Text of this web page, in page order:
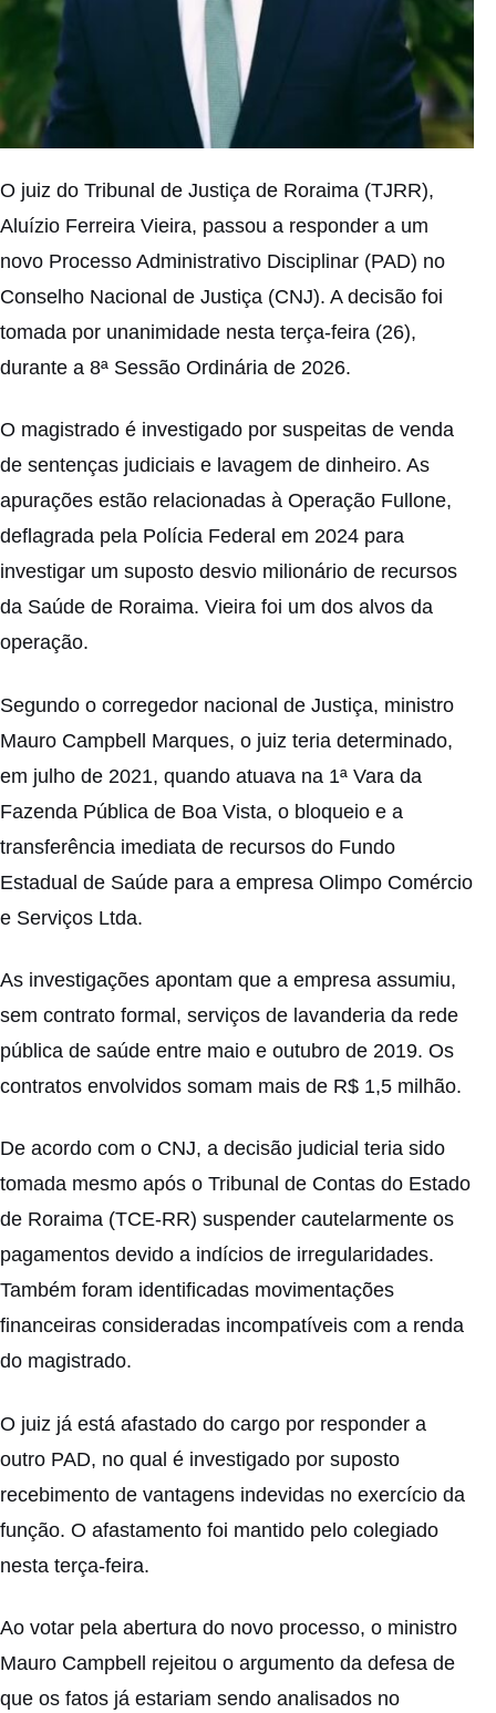
O juiz do Tribunal de Justiça de Roraima (TJRR),
Aluízio Ferreira Vieira, passou a responder a um
novo Processo Administrativo Disciplinar (PAD) no
Conselho Nacional de Justiça (CNJ). A decisão foi
tomada por unanimidade nesta terça-feira (26),
durante a 8ª Sessão Ordinária de 2026.
O magistrado é investigado por suspeitas de venda
de sentenças judiciais e lavagem de dinheiro. As
apurações estão relacionadas à Operação Fullone,
deflagrada pela Polícia Federal em 2024 para
investigar um suposto desvio milionário de recursos
da Saúde de Roraima. Vieira foi um dos alvos da
operação.
Segundo o corregedor nacional de Justiça, ministro
Mauro Campbell Marques, o juiz teria determinado,
em julho de 2021, quando atuava na 1ª Vara da
Fazenda Pública de Boa Vista, o bloqueio e a
transferência imediata de recursos do Fundo
Estadual de Saúde para a empresa Olimpo Comércio
e Serviços Ltda.
As investigações apontam que a empresa assumiu,
sem contrato formal, serviços de lavanderia da rede
pública de saúde entre maio e outubro de 2019. Os
contratos envolvidos somam mais de R$ 1,5 milhão.
De acordo com o CNJ, a decisão judicial teria sido
tomada mesmo após o Tribunal de Contas do Estado
de Roraima (TCE-RR) suspender cautelarmente os
pagamentos devido a indícios de irregularidades.
Também foram identificadas movimentações
financeiras consideradas incompatíveis com a renda
do magistrado.
O juiz já está afastado do cargo por responder a
outro PAD, no qual é investigado por suposto
recebimento de vantagens indevidas no exercício da
função. O afastamento foi mantido pelo colegiado
nesta terça-feira.
Ao votar pela abertura do novo processo, o ministro
Mauro Campbell rejeitou o argumento da defesa de
que os fatos já estariam sendo analisados no